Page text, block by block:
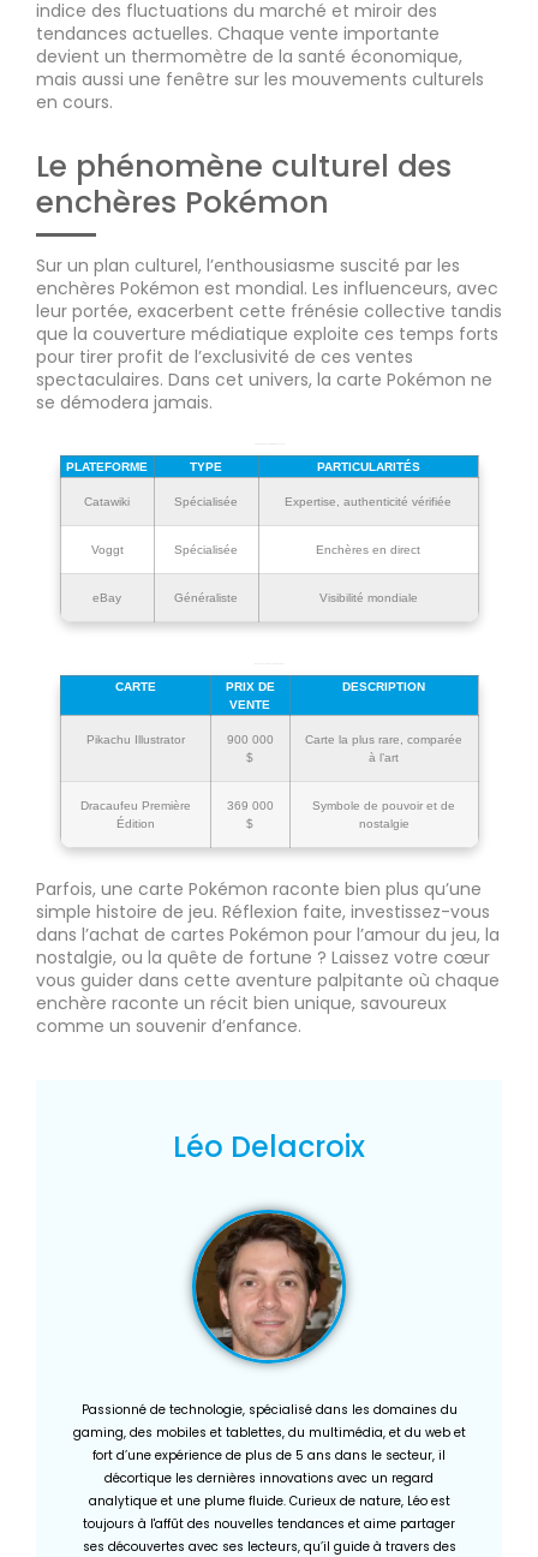
indice des fluctuations du marché et miroir des
tendances actuelles. Chaque vente importante
devient un thermomètre de la santé économique,
mais aussi une fenêtre sur les mouvements culturels
en cours.
Le phénomène culturel des
enchères Pokémon
Sur un plan culturel, l’enthousiasme suscité par les
enchères Pokémon est mondial. Les influenceurs, avec
leur portée, exacerbent cette frénésie collective tandis
que la couverture médiatique exploite ces temps forts
pour tirer profit de l’exclusivité de ces ventes
spectaculaires. Dans cet univers, la carte Pokémon ne
se démodera jamais.
PLATEFORME TYPE PARTICULARITÉS
Catawiki Spécialisée Expertise, authenticité vérifiée
Voggt Spécialisée Enchères en direct
eBay Généraliste Visibilité mondiale
CARTE
PRIX DE
VENTE
DESCRIPTION
Pikachu Illustrator
900 000
$
Carte la plus rare, comparée
à l’art
Dracaufeu Première
Édition
369 000
$
Symbole de pouvoir et de
nostalgie
Parfois, une carte Pokémon raconte bien plus qu’une
simple histoire de jeu. Réflexion faite, investissez-vous
dans l’achat de cartes Pokémon pour l’amour du jeu, la
nostalgie, ou la quête de fortune ? Laissez votre cœur
vous guider dans cette aventure palpitante où chaque
enchère raconte un récit bien unique, savoureux
comme un souvenir d’enfance.
Léo Delacroix
Passionné de technologie, spécialisé dans les domaines du
gaming, des mobiles et tablettes, du multimédia, et du web et
fort d’une expérience de plus de 5 ans dans le secteur, il
décortique les dernières innovations avec un regard
analytique et une plume fluide. Curieux de nature, Léo est
toujours à l'affût des nouvelles tendances et aime partager
ses découvertes avec ses lecteurs, qu’il guide à travers des